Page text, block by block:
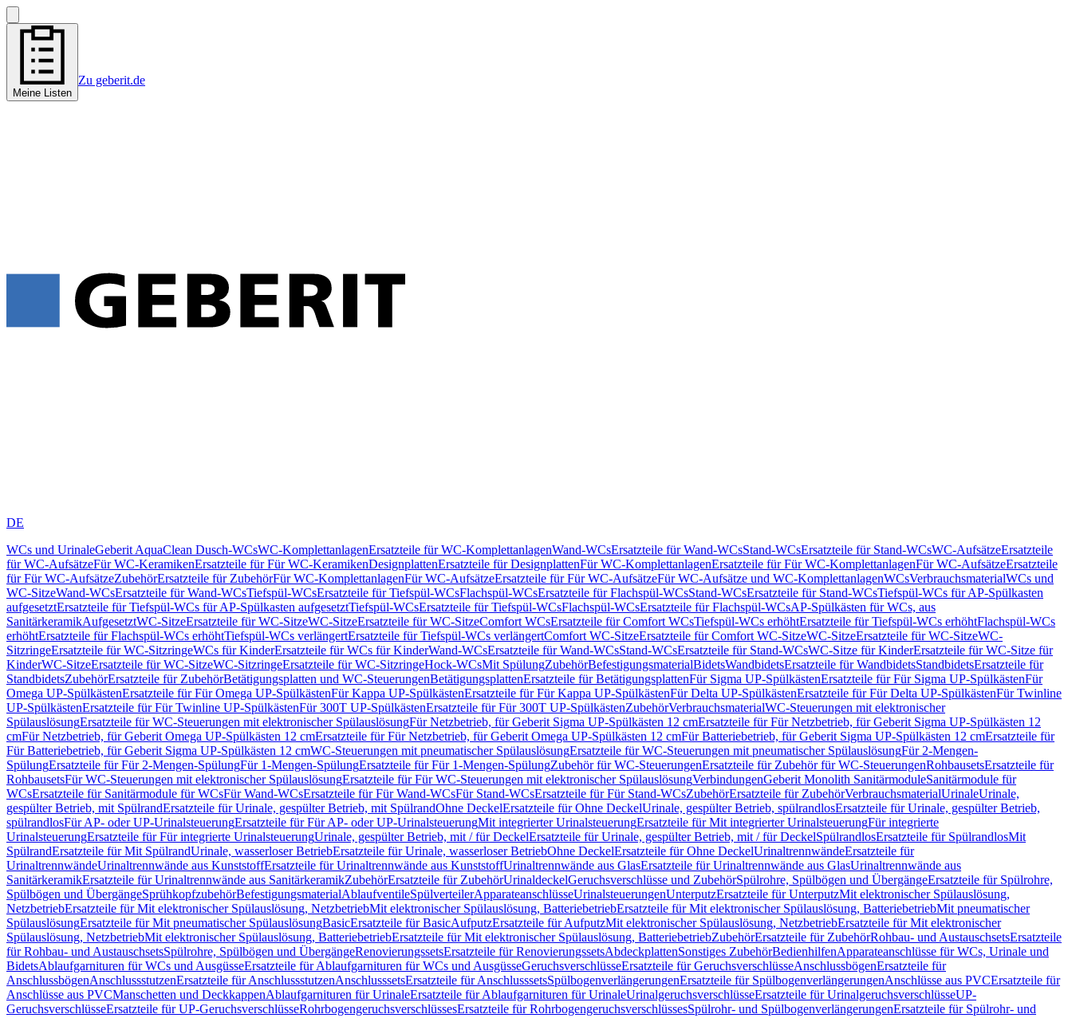
Meine Listen
Zu geberit.de
DE
WCs und UrinaleGeberit AquaClean Dusch-WCsWC-KomplettanlagenErsatzteile für WC-KomplettanlagenWand-WCsErsatzteile für Wand-WCsStand-WCsErsatzteile für Stand-WCsWC-AufsätzeErsatzteile
für WC-AufsätzeFür WC-KeramikenErsatzteile für Für WC-KeramikenDesignplattenErsatzteile für DesignplattenFür WC-KomplettanlagenErsatzteile für Für WC-KomplettanlagenFür WC-AufsätzeErsatzteile
für Für WC-AufsätzeZubehörErsatzteile für ZubehörFür WC-KomplettanlagenFür WC-AufsätzeErsatzteile für Für WC-AufsätzeFür WC-Aufsätze und WC-KomplettanlagenWCsVerbrauchsmaterialWCs und
WC-SitzeWand-WCsErsatzteile für Wand-WCsTiefspül-WCsErsatzteile für Tiefspül-WCsFlachspül-WCsErsatzteile für Flachspül-WCsStand-WCsErsatzteile für Stand-WCsTiefspül-WCs für AP-Spülkasten
aufgesetztErsatzteile für Tiefspül-WCs für AP-Spülkasten aufgesetztTiefspül-WCsErsatzteile für Tiefspül-WCsFlachspül-WCsErsatzteile für Flachspül-WCsAP-Spülkästen für WCs, aus
SanitärkeramikAufgesetztWC-SitzeErsatzteile für WC-SitzeWC-SitzeErsatzteile für WC-SitzeComfort WCsErsatzteile für Comfort WCsTiefspül-WCs erhöhtErsatzteile für Tiefspül-WCs erhöhtFlachspül-WCs
erhöhtErsatzteile für Flachspül-WCs erhöhtTiefspül-WCs verlängertErsatzteile für Tiefspül-WCs verlängertComfort WC-SitzeErsatzteile für Comfort WC-SitzeWC-SitzeErsatzteile für WC-SitzeWC-
SitzringeErsatzteile für WC-SitzringeWCs für KinderErsatzteile für WCs für KinderWand-WCsErsatzteile für Wand-WCsStand-WCsErsatzteile für Stand-WCsWC-Sitze für KinderErsatzteile für WC-Sitze für
KinderWC-SitzeErsatzteile für WC-SitzeWC-SitzringeErsatzteile für WC-SitzringeHock-WCsMit SpülungZubehörBefestigungsmaterialBidetsWandbidetsErsatzteile für WandbidetsStandbidetsErsatzteile für
StandbidetsZubehörErsatzteile für ZubehörBetätigungsplatten und WC-SteuerungenBetätigungsplattenErsatzteile für BetätigungsplattenFür Sigma UP-SpülkästenErsatzteile für Für Sigma UP-SpülkästenFür
Omega UP-SpülkästenErsatzteile für Für Omega UP-SpülkästenFür Kappa UP-SpülkästenErsatzteile für Für Kappa UP-SpülkästenFür Delta UP-SpülkästenErsatzteile für Für Delta UP-SpülkästenFür Twinline
UP-SpülkästenErsatzteile für Für Twinline UP-SpülkästenFür 300T UP-SpülkästenErsatzteile für Für 300T UP-SpülkästenZubehörVerbrauchsmaterialWC-Steuerungen mit elektronischer
SpülauslösungErsatzteile für WC-Steuerungen mit elektronischer SpülauslösungFür Netzbetrieb, für Geberit Sigma UP-Spülkästen 12 cmErsatzteile für Für Netzbetrieb, für Geberit Sigma UP-Spülkästen 12
cmFür Netzbetrieb, für Geberit Omega UP-Spülkästen 12 cmErsatzteile für Für Netzbetrieb, für Geberit Omega UP-Spülkästen 12 cmFür Batteriebetrieb, für Geberit Sigma UP-Spülkästen 12 cmErsatzteile für
Für Batteriebetrieb, für Geberit Sigma UP-Spülkästen 12 cmWC-Steuerungen mit pneumatischer SpülauslösungErsatzteile für WC-Steuerungen mit pneumatischer SpülauslösungFür 2-Mengen-
SpülungErsatzteile für Für 2-Mengen-SpülungFür 1-Mengen-SpülungErsatzteile für Für 1-Mengen-SpülungZubehör für WC-SteuerungenErsatzteile für Zubehör für WC-SteuerungenRohbausetsErsatzteile für
RohbausetsFür WC-Steuerungen mit elektronischer SpülauslösungErsatzteile für Für WC-Steuerungen mit elektronischer SpülauslösungVerbindungenGeberit Monolith SanitärmoduleSanitärmodule für
WCsErsatzteile für Sanitärmodule für WCsFür Wand-WCsErsatzteile für Für Wand-WCsFür Stand-WCsErsatzteile für Für Stand-WCsZubehörErsatzteile für ZubehörVerbrauchsmaterialUrinaleUrinale,
gespülter Betrieb, mit SpülrandErsatzteile für Urinale, gespülter Betrieb, mit SpülrandOhne DeckelErsatzteile für Ohne DeckelUrinale, gespülter Betrieb, spülrandlosErsatzteile für Urinale, gespülter Betrieb,
spülrandlosFür AP- oder UP-UrinalsteuerungErsatzteile für Für AP- oder UP-UrinalsteuerungMit integrierter UrinalsteuerungErsatzteile für Mit integrierter UrinalsteuerungFür integrierte
UrinalsteuerungErsatzteile für Für integrierte UrinalsteuerungUrinale, gespülter Betrieb, mit / für DeckelErsatzteile für Urinale, gespülter Betrieb, mit / für DeckelSpülrandlosErsatzteile für SpülrandlosMit
SpülrandErsatzteile für Mit SpülrandUrinale, wasserloser BetriebErsatzteile für Urinale, wasserloser BetriebOhne DeckelErsatzteile für Ohne DeckelUrinaltrennwändeErsatzteile für
UrinaltrennwändeUrinaltrennwände aus KunststoffErsatzteile für Urinaltrennwände aus KunststoffUrinaltrennwände aus GlasErsatzteile für Urinaltrennwände aus GlasUrinaltrennwände aus
SanitärkeramikErsatzteile für Urinaltrennwände aus SanitärkeramikZubehörErsatzteile für ZubehörUrinaldeckelGeruchsverschlüsse und ZubehörSpülrohre, Spülbögen und ÜbergängeErsatzteile für Spülrohre,
Spülbögen und ÜbergängeSprühkopfzubehörBefestigungsmaterialAblaufventileSpülverteilerApparateanschlüsseUrinalsteuerungenUnterputzErsatzteile für UnterputzMit elektronischer Spülauslösung,
NetzbetriebErsatzteile für Mit elektronischer Spülauslösung, NetzbetriebMit elektronischer Spülauslösung, BatteriebetriebErsatzteile für Mit elektronischer Spülauslösung, BatteriebetriebMit pneumatischer
SpülauslösungErsatzteile für Mit pneumatischer SpülauslösungBasicErsatzteile für BasicAufputzErsatzteile für AufputzMit elektronischer Spülauslösung, NetzbetriebErsatzteile für Mit elektronischer
Spülauslösung, NetzbetriebMit elektronischer Spülauslösung, BatteriebetriebErsatzteile für Mit elektronischer Spülauslösung, BatteriebetriebZubehörErsatzteile für ZubehörRohbau- und AustauschsetsErsatzteile
für Rohbau- und AustauschsetsSpülrohre, Spülbögen und ÜbergängeRenovierungssetsErsatzteile für RenovierungssetsAbdeckplattenSonstiges ZubehörBedienhilfenApparateanschlüsse für WCs, Urinale und
BidetsAblaufgarnituren für WCs und AusgüsseErsatzteile für Ablaufgarnituren für WCs und AusgüsseGeruchsverschlüsseErsatzteile für GeruchsverschlüsseAnschlussbögenErsatzteile für
AnschlussbögenAnschlussstutzenErsatzteile für AnschlussstutzenAnschlusssetsErsatzteile für AnschlusssetsSpülbogenverlängerungenErsatzteile für SpülbogenverlängerungenAnschlüsse aus PVCErsatzteile für
Anschlüsse aus PVCManschetten und DeckkappenAblaufgarnituren für UrinaleErsatzteile für Ablaufgarnituren für UrinaleUrinalgeruchsverschlüsseErsatzteile für UrinalgeruchsverschlüsseUP-
GeruchsverschlüsseErsatzteile für UP-GeruchsverschlüsseRohrbogengeruchsverschlüssesErsatzteile für RohrbogengeruchsverschlüssesSpülrohr- und SpülbogenverlängerungenErsatzteile für Spülrohr- und